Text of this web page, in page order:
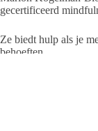
gecertificeerd
Ze biedt hulp als je
behoeften.